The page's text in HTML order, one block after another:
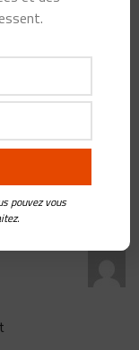
pouvez vous